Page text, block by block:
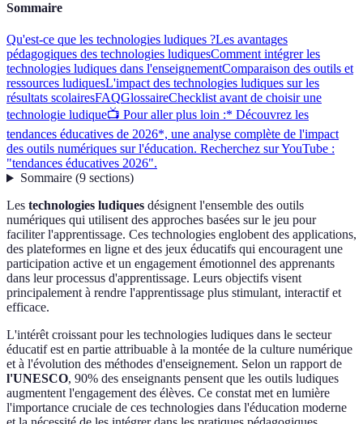
Sommaire
Qu'est-ce que les technologies ludiques ?Les avantages
pédagogiques des technologies ludiquesComment intégrer les
technologies ludiques dans l'enseignementComparaison des outils et
ressources ludiquesL'impact des technologies ludiques sur les
résultats scolairesFAQGlossaireChecklist avant de choisir une
technologie ludique📺 Pour aller plus loin :* Découvrez les
tendances éducatives de 2026*, une analyse complète de l'impact
des outils numériques sur l'éducation. Recherchez sur YouTube :
"tendances éducatives 2026".
Sommaire(9 sections)
Les technologies ludiques désignent l'ensemble des outils
numériques qui utilisent des approches basées sur le jeu pour
faciliter l'apprentissage. Ces technologies englobent des applications,
des plateformes en ligne et des jeux éducatifs qui encouragent une
participation active et un engagement émotionnel des apprenants
dans leur processus d'apprentissage. Leurs objectifs visent
principalement à rendre l'apprentissage plus stimulant, interactif et
efficace.
L'intérêt croissant pour les technologies ludiques dans le secteur
éducatif est en partie attribuable à la montée de la culture numérique
et à l'évolution des méthodes d'enseignement. Selon un rapport de
l'UNESCO, 90% des enseignants pensent que les outils ludiques
augmentent l'engagement des élèves. Ce constat met en lumière
l'importance cruciale de ces technologies dans l'éducation moderne